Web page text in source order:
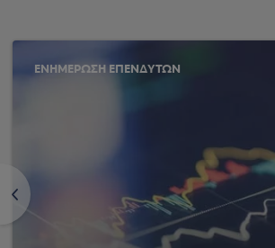
<
ΕΝΗΜΕΡΩΣΗ ΕΠΕΝΔΥΤΩΝ